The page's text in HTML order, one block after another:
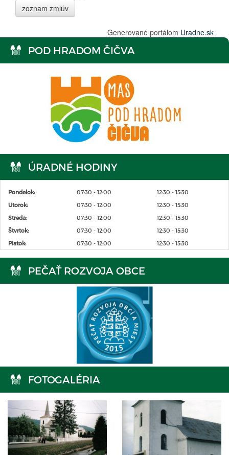
zoznam zmlúv
Generované portálom Uradne.sk
POD HRADOM ČIČVA
ÚRADNÉ HODINY
Pondelok: 07:30 - 12:00
12:30 - 15:30
Utorok:
07:30 - 12:00
12:30 - 15:30
Streda:
07:30 - 12:00
12:30 - 15:30
Štvrtok:
07:30 - 12:00
12:30 - 15:30
Piatok:
07:30 - 12:00 12:30 - 15:30
PEČAŤ ROZVOJA OBCE
FOTOGALÉRIA